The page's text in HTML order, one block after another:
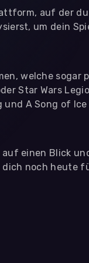
auf der du
um dein
welche sogar
Star Wars
und A Song of Ice
auf einen Blick
dich noch heute